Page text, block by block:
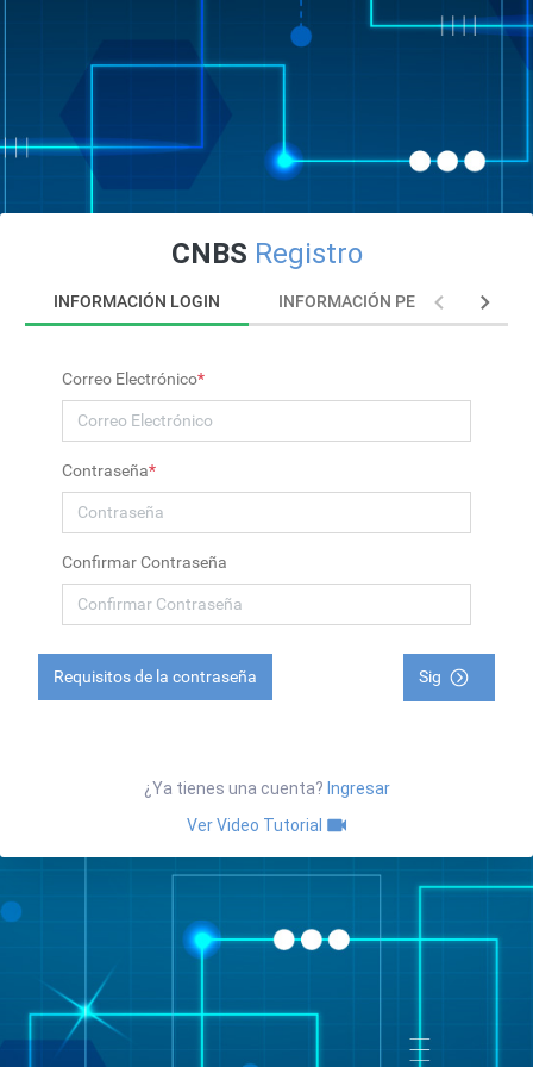
CNBS Registro
INFORMACIÓN LOGIN INFORMACIÓN PERSONAL
Correo Electrónico*
Contraseña*
Confirmar Contraseña
Requisitos de la contraseña Sig
¿Ya tienes una cuenta? Ingresar
Ver Video Tutorial